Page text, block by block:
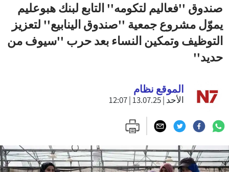
صندوق ''فعاليم لتكومه'' التابع لبنك هبوعليم
يموّل مشروع جمعية ''صندوق الينابيع'' لتعزيز
التوظيف وتمكين النساء بعد حرب ''سيوف من
حديد''
الموقع نظام
الأحد | 13.07.25 | 12:07